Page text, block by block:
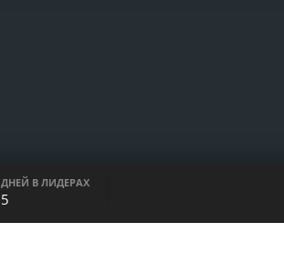
ДНЕЙ В ЛИДЕРАХ
5